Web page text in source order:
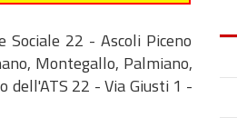
22 - Ascoli Piceno
Montegallo, Palmiano,
dell'ATS 22 - Via Giusti 1 -